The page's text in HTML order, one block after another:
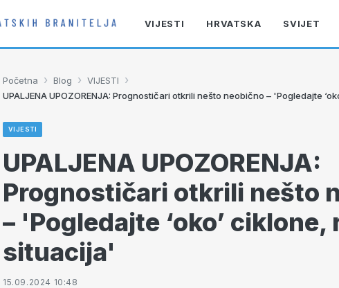
VIJESTI HRVATSKA SVIJET
Početna › Blog › VIJESTI ›
UPALJENA UPOZORENJA: Prognostičari otkrili nešto neobično – 'Pogledajte
VIJESTI
UPALJENA UPOZORENJA:
Prognostičari otkrili nešto
– 'Pogledajte ‘oko’ ciklone,
situacija'
15.09.2024 10:48